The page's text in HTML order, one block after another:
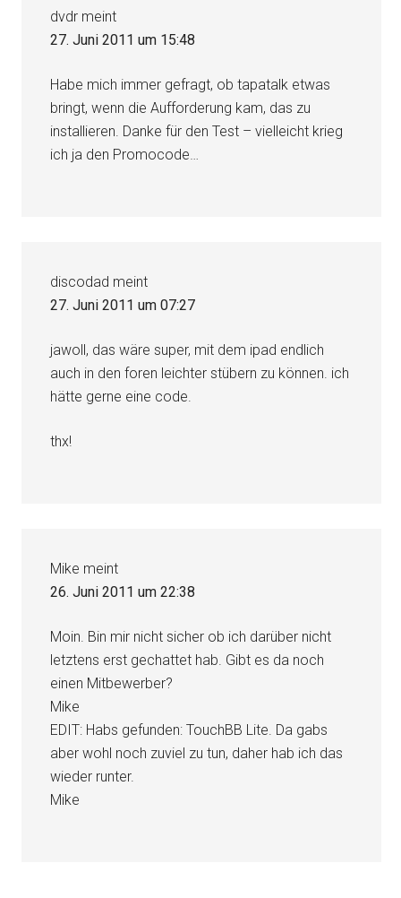
dvdr meint
27. Juni 2011 um 15:48
Habe mich immer gefragt, ob tapatalk etwas
bringt, wenn die Aufforderung kam, das zu
installieren. Danke für den Test – vielleicht krieg
ich ja den Promocode…
discodad meint
27. Juni 2011 um 07:27
jawoll, das wäre super, mit dem ipad endlich
auch in den foren leichter stübern zu können. ich
hätte gerne eine code.
thx!
Mike meint
26. Juni 2011 um 22:38
Moin. Bin mir nicht sicher ob ich darüber nicht
letztens erst gechattet hab. Gibt es da noch
einen Mitbewerber?
Mike
EDIT: Habs gefunden: TouchBB Lite. Da gabs
aber wohl noch zuviel zu tun, daher hab ich das
wieder runter.
Mike